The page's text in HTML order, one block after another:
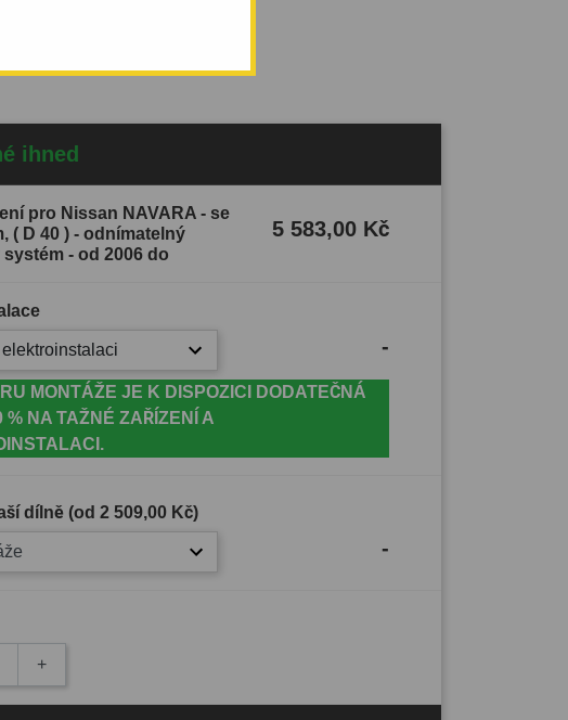
ihned
pro Nissan NAVARA - se
( D 40 ) - odnímatelný
- od 2006 do
5 583,00 Kč
-
MONTÁŽE JE K DISPOZICI DODATEČNÁ
% NA TAŽNÉ ZAŘÍZENÍ A
dílně (od 2 509,00 Kč)
-
+